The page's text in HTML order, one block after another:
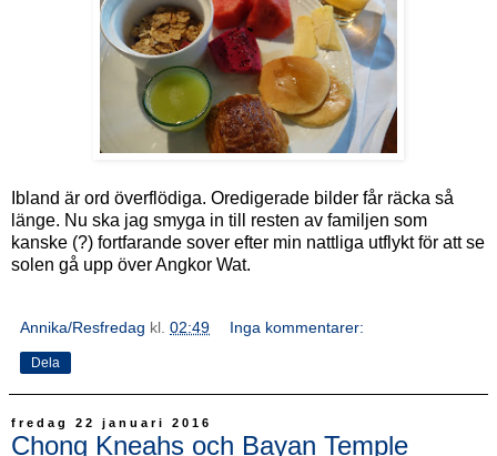
Ibland är ord överflödiga. Oredigerade bilder får räcka så
länge. Nu ska jag smyga in till resten av familjen som
kanske (?) fortfarande sover efter min nattliga utflykt för att se
solen gå upp över Angkor Wat.
Annika/Resfredag kl. 02:49 Inga kommentarer:
Dela
fredag 22 januari 2016
Chong Kneahs och Bayan Temple